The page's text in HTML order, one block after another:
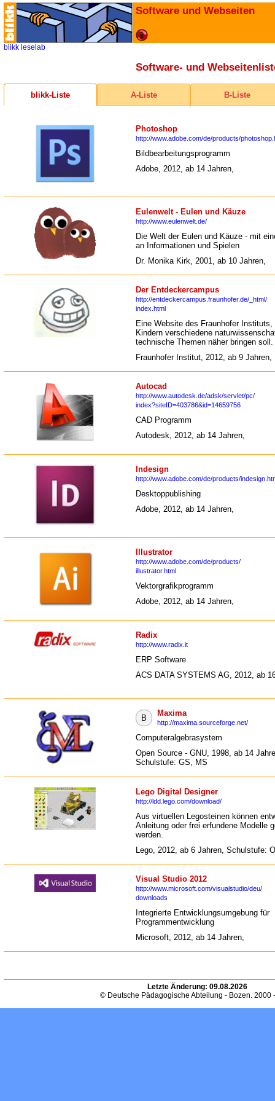
Software und Webseiten
blikk leselab
Software- und
blikk-Liste A-Liste B-Liste
Photoshop
http://www.adobe.com/de/products/
Bildbearbeitungsprogramm
Adobe, 2012, ab 14 Jahren,
Eulenwelt - Eulen und Käuze
http://www.eulenwelt.de/
Die Welt der Eulen und Käuze - mit
an Informationen und Spielen
Dr. Monika Kirk, 2001, ab 10 Jahren,
Der Entdeckercampus
http://entdeckercampus.fraunhofer.de/_html/
index.html
Eine Website des Fraunhofer Instituts,
Kindern verschiedene
technische Themen näher bringen soll.
Fraunhofer Institut, 2012, ab 9 Jahren,
Autocad
http://www.autodesk.de/adsk/servlet/pc/
index?siteID=403786&id=14659756
CAD Programm
Autodesk, 2012, ab 14 Jahren,
Indesign
http://www.adobe.com/de/products/
Desktoppublishing
Adobe, 2012, ab 14 Jahren,
Illustrator
http://www.adobe.com/de/products/
illustrator.html
Vektorgrafikprogramm
Adobe, 2012, ab 14 Jahren,
Radix
http://www.radix.it
ERP Software
ACS DATA SYSTEMS AG, 2012, ab
B
Maxima
http://maxima.sourceforge.net/
Computeralgebrasystem
Open Source - GNU, 1998, ab 14
Schulstufe: GS, MS
Lego Digital Designer
http://ldd.lego.com/download/
Aus virtuellen Legosteinen können
Anleitung oder frei erfundene Modelle
werden.
Lego, 2012, ab 6 Jahren, Schulstufe:
Visual Studio 2012
http://www.microsoft.com/visualstudio/deu/
downloads
Integrierte Entwicklungsumgebung für
Programmentwicklung
Microsoft, 2012, ab 14 Jahren,
Letzte Änderung: 09.08.2026
© Deutsche Pädagogische Abteilung - Bozen. 2000